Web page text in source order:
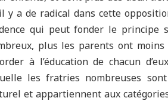
y a de radical dans cette
qui peut fonder le principe
plus les parents ont
à l’éducation de chacun
les fratries nombreuses
et appartiennent aux